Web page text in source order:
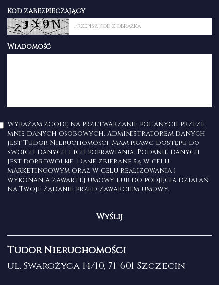
Kod zabezpieczający
Wiadomość
Wyrażam zgodę na przetwarzanie podanych przeze
mnie danych osobowych. Administratorem danych
jest Tudor Nieruchomości. Mam prawo dostępu do
swoich danych i ich poprawiania. Podanie danych
jest dobrowolne. Dane zbierane są w celu
marketingowym oraz w celu realizowania i
wykonania zawartej umowy lub do podjęcia działań
na Twoje żądanie przed zawarciem umowy.
Tudor Nieruchomości
ul. Swarożyca 14/10, 71-601 Szczecin